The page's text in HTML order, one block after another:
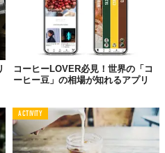
コーヒーLOVER必見！世界の「コ
ーヒー豆」の相場が知れるアプリ
ACTIVITY